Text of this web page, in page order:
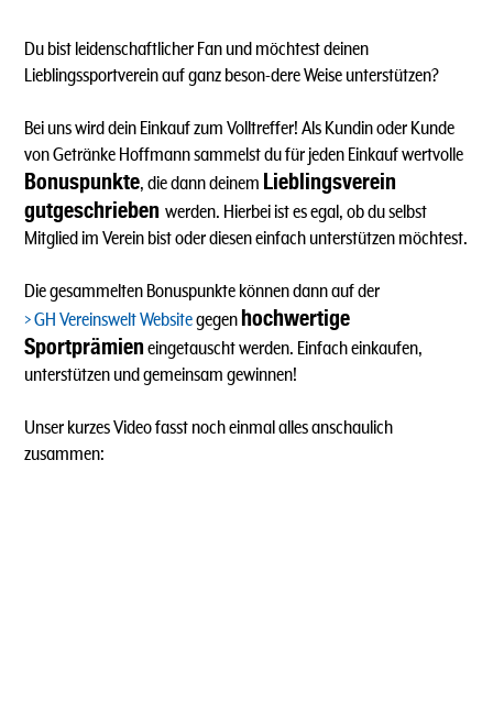
Du bist leidenschaftlicher Fan und möchtest deinen
Lieblingssportverein auf ganz beson-dere Weise unterstützen?
Bei uns wird dein Einkauf zum Volltreffer! Als Kundin oder Kunde
von Getränke Hoffmann sammelst du für jeden Einkauf wertvolle
Bonuspunkte, die dann deinem Lieblingsverein
gutgeschrieben werden. Hierbei ist es egal, ob du selbst
Mitglied im Verein bist oder diesen einfach unterstützen möchtest.
Die gesammelten Bonuspunkte können dann auf der
GH Vereinswelt Websitegegen hochwertige
Sportprämien eingetauscht werden. Einfach einkaufen,
unterstützen und gemeinsam gewinnen!
Unser kurzes Video fasst noch einmal alles anschaulich
zusammen: